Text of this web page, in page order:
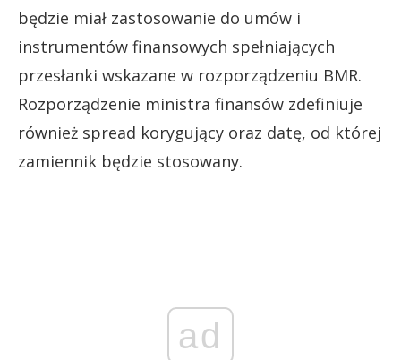
będzie miał zastosowanie do umów i
instrumentów finansowych spełniających
przesłanki wskazane w rozporządzeniu BMR.
Rozporządzenie ministra finansów zdefiniuje
również spread korygujący oraz datę, od której
zamiennik będzie stosowany.
ad